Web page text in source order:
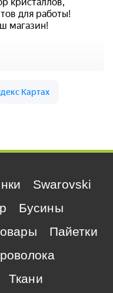
Swarovski
Бусины
Пайетки
Ткани